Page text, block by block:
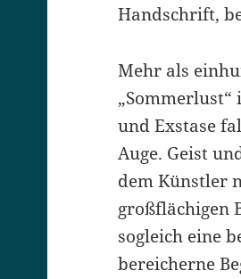
Handschrift,
Mehr als
und Exstase
Auge. Geist
dem Künstler
großflächigen
sogleich eine
bereicherne